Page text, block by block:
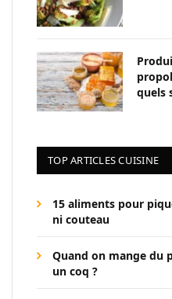
quels
TOP ARTICLES CUISINE
15 aliments pour
ni couteau
Quand on mange du
un coq ?